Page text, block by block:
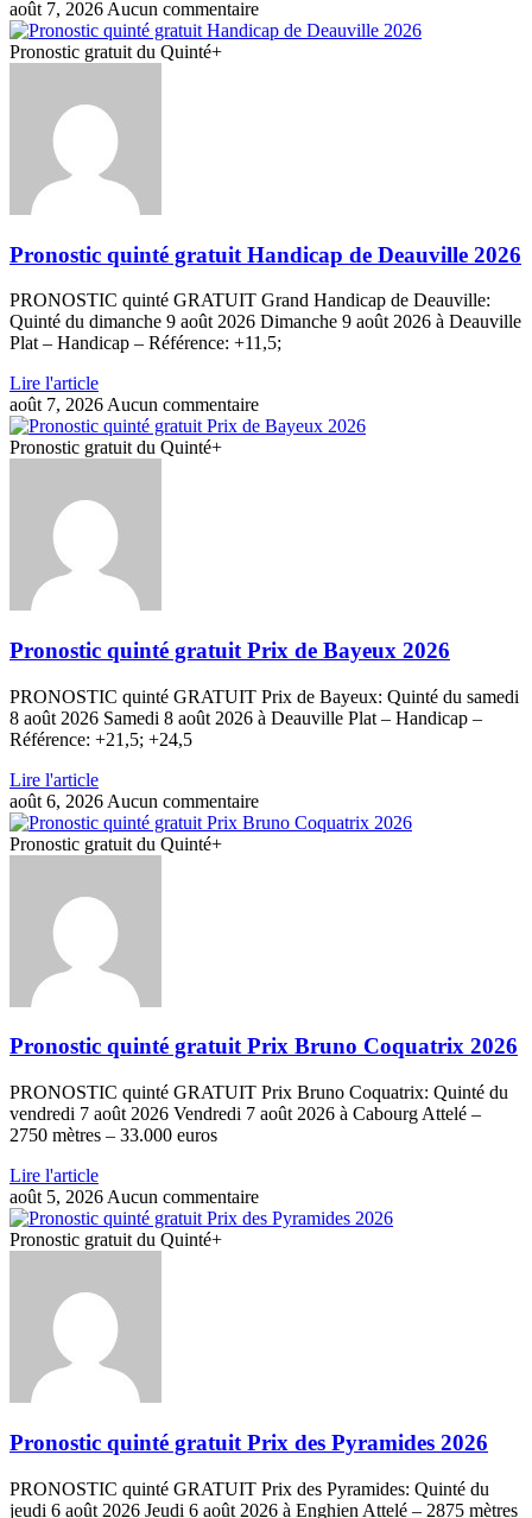
août 7, 2026 Aucun commentaire
Pronostic gratuit du Quinté+
Pronostic quinté gratuit Handicap de Deauville 2026
PRONOSTIC quinté GRATUIT Grand Handicap de Deauville:
Quinté du dimanche 9 août 2026 Dimanche 9 août 2026 à Deauville
Plat – Handicap – Référence: +11,5;
Lire l'article
août 7, 2026 Aucun commentaire
Pronostic gratuit du Quinté+
Pronostic quinté gratuit Prix de Bayeux 2026
PRONOSTIC quinté GRATUIT Prix de Bayeux: Quinté du samedi
8 août 2026 Samedi 8 août 2026 à Deauville Plat – Handicap –
Référence: +21,5; +24,5
Lire l'article
août 6, 2026 Aucun commentaire
Pronostic gratuit du Quinté+
Pronostic quinté gratuit Prix Bruno Coquatrix 2026
PRONOSTIC quinté GRATUIT Prix Bruno Coquatrix: Quinté du
vendredi 7 août 2026 Vendredi 7 août 2026 à Cabourg Attelé –
2750 mètres – 33.000 euros
Lire l'article
août 5, 2026 Aucun commentaire
Pronostic gratuit du Quinté+
Pronostic quinté gratuit Prix des Pyramides 2026
PRONOSTIC quinté GRATUIT Prix des Pyramides: Quinté du
jeudi 6 août 2026 Jeudi 6 août 2026 à Enghien Attelé – 2875 mètres